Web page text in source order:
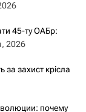
45-ту ОАБр:
2026
захист крісла
почему